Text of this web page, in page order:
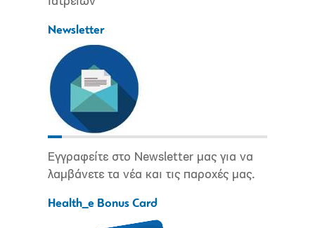
Newsletter
Εγγραφείτε στο Newsletter μας για να
λαμβάνετε τα νέα και τις παροχές μας.
Health_e Bonus Card